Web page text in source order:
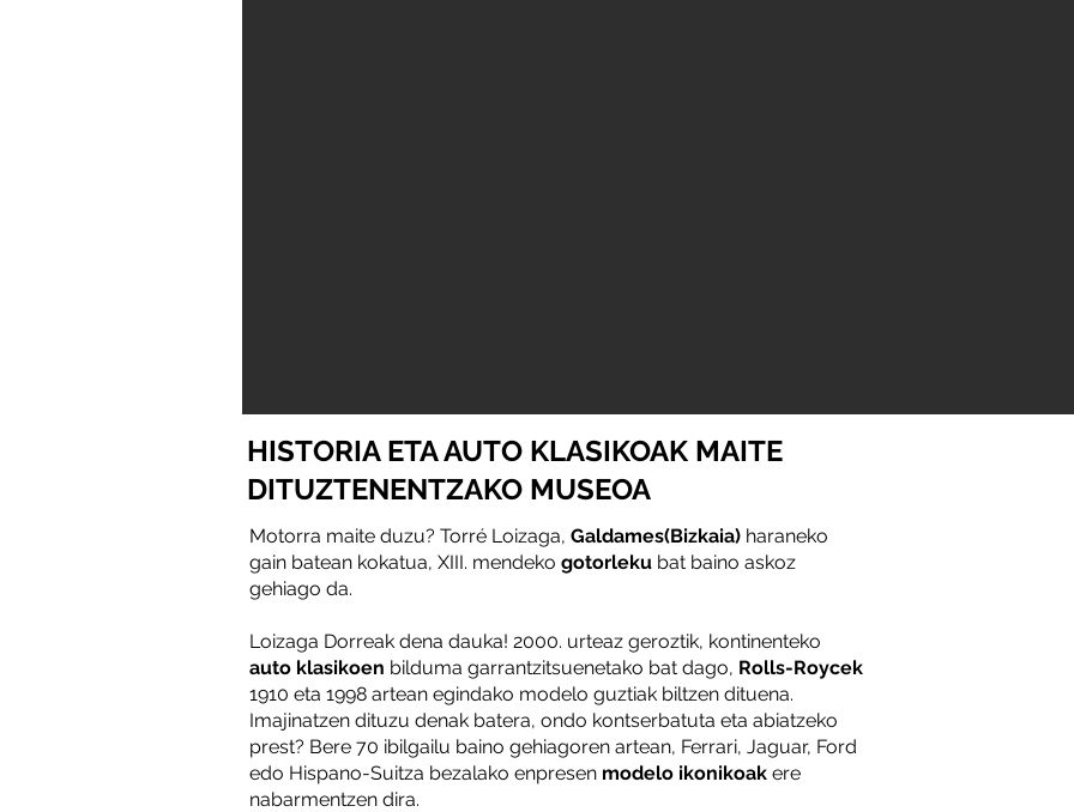
HISTORIA ETA AUTO KLASIKOAK MAITE
DITUZTENENTZAKO MUSEOA
Motorra maite duzu? Torré Loizaga, Galdames(Bizkaia) haraneko
gain batean kokatua, XIII. mendeko gotorleku bat baino askoz
gehiago da.
Loizaga Dorreak dena dauka! 2000. urteaz geroztik, kontinenteko
auto klasikoen bilduma garrantzitsuenetako bat dago, Rolls-Roycek
1910 eta 1998 artean egindako modelo guztiak biltzen dituena.
Imajinatzen dituzu denak batera, ondo kontserbatuta eta abiatzeko
prest? Bere 70 ibilgailu baino gehiagoren artean, Ferrari, Jaguar, Ford
edo Hispano-Suitza bezalako enpresen modelo ikonikoak ere
nabarmentzen dira.